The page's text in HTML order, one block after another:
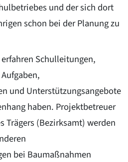
und der sich dort
schon bei der Planung zu
Schulleitungen,
und Unterstützungsangebote
haben. Projektbetreuer
Trägers (Bezirksamt) werden
bei Baumaßnahmen